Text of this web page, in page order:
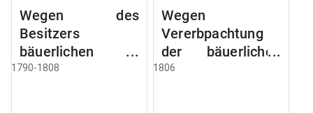
Wegen des
Besitzers
bäuerlichen
Grundstücke, den
1790-1808
Wegen
Vererbpachtung
der bäuerlichen
Grundstücke und
1806